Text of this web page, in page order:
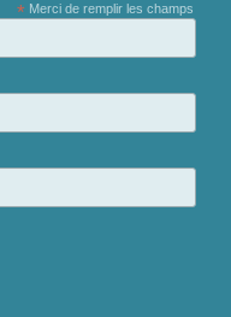
*Merci de remplir les champs